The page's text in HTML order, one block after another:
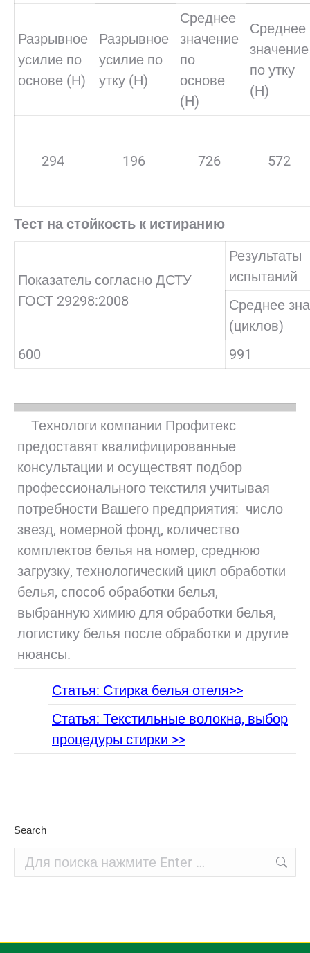
Разрывное
усилие по
основе (Н)
Разрывное
усилие по
утку (Н)
Среднее
значение
по
основе
(Н)
Среднее
значение
по утку
(Н)
294 196 726 572
Тест на стойкость к истиранию
Показатель согласно ДСТУ
ГОСТ 29298:2008
Результаты
испытаний
Среднее
(циклов)
600
991
Технологи компании Профитекс
предоставят квалифицированные
консультации и осуществят подбор
профессионального текстиля учитывая
потребности Вашего предприятия: число
звезд, номерной фонд, количество
комплектов белья на номер, среднюю
загрузку, технологический цикл обработки
белья, способ обработки белья,
выбранную химию для обработки белья,
логистику белья после обработки и другие
нюансы.
Статья: Стирка белья отеля>>
Статья: Текстильные волокна, выбор
процедуры стирки >>
Search